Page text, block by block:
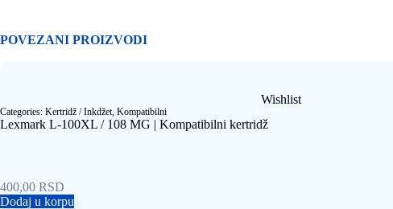
POVEZANI PROIZVODI
Wishlist
Categories: Kertridž / Inkdžet, Kompatibilni
Lexmark L-100XL / 108 MG | Kompatibilni kertridž
400,00 RSD
Dodaj u korpu